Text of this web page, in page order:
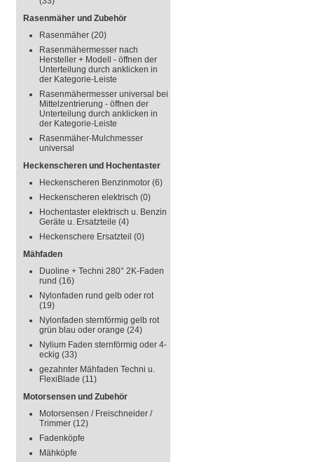
Rasenmäher und Zubehör
Rasenmäher (20)
Rasenmähermesser nach
Hersteller + Modell - öffnen der
Unterteilung durch anklicken in
der Kategorie-Leiste
Rasenmähermesser universal bei
Mittelzentrierung - öffnen der
Unterteilung durch anklicken in
der Kategorie-Leiste
Rasenmäher-Mulchmesser
universal
Heckenscheren und Hochentaster
Heckenscheren Benzinmotor (6)
Heckenscheren elektrisch (0)
Hochentaster elektrisch u. Benzin
Geräte u. Ersatzteile (4)
Heckenschere Ersatzteil (0)
Mähfaden
Duoline + Techni 280° 2K-Faden
rund (16)
Nylonfaden rund gelb oder rot
(19)
Nylonfaden sternförmig gelb rot
grün blau oder orange (24)
Nylium Faden sternförmig oder 4-
eckig (33)
gezahnter Mähfaden Techni u.
FlexiBlade (11)
Motorsensen und Zubehör
Motorsensen / Freischneider /
Trimmer (12)
Fadenköpfe
Mähköpfe